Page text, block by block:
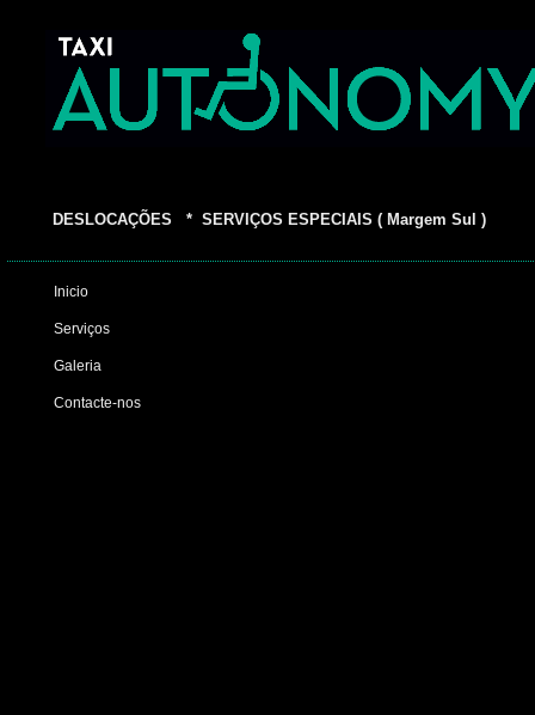
DESLOCAÇÕES * SERVIÇOS ESPECIAIS ( Margem Sul )
Inicio
Serviços
Contacte-nos
Galeria